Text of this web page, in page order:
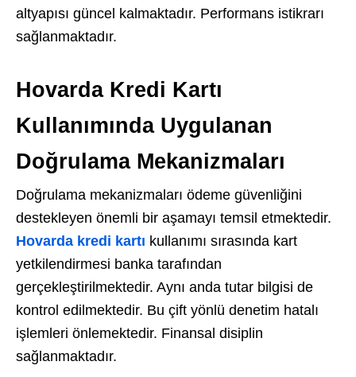
altyapısı güncel kalmaktadır. Performans istikrarı
sağlanmaktadır.
Hovarda Kredi Kartı
Kullanımında Uygulanan
Doğrulama Mekanizmaları
Doğrulama mekanizmaları ödeme güvenliğini
destekleyen önemli bir aşamayı temsil etmektedir.
Hovarda kredi kartı kullanımı sırasında kart
yetkilendirmesi banka tarafından
gerçekleştirilmektedir. Aynı anda tutar bilgisi de
kontrol edilmektedir. Bu çift yönlü denetim hatalı
işlemleri önlemektedir. Finansal disiplin
sağlanmaktadır.